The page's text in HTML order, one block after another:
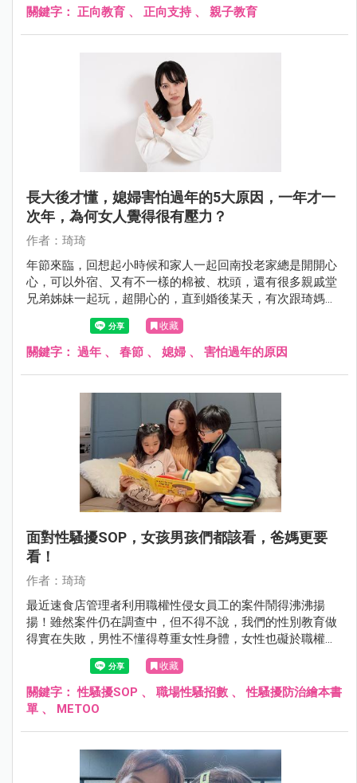
小包靦腆的回答：「不客氣，這是我該做的。」
關鍵字： 正向教育 、 正向支持、 親子教育
長大後才懂，媳婦害怕過年的5大原因，一年才一
次年，為何女人覺得很有壓力？
作者：琦琦
年節來臨，回想起小時候和家人一起回南投老家總是開開心
心，可以外宿、又有不一樣的棉被、枕頭，還有很多親戚堂
兄弟姊妹一起玩，超開心的，直到婚後某天，有次跟琦媽聊
到過年的回憶……我才知道對女人而言，過年都不是輕鬆的
收藏
關鍵字： 過年 、 春節 、 媳婦 、 害怕過年的原因
面對性騷擾SOP，女孩男孩們都該看，爸媽更要
看！
作者：琦琦
最近速食店管理者利用職權性侵女員工的案件鬧得沸沸揚
揚！雖然案件仍在調查中，但不得不說，我們的性別教育做
得實在失敗，男性不懂得尊重女性身體，女性也礙於職權工
作壓力當下不敢對外伸張。
收藏
關鍵字：性騷擾SOP 、 職場性騷招數 、性騷擾防治繪本書
單 、 METOO